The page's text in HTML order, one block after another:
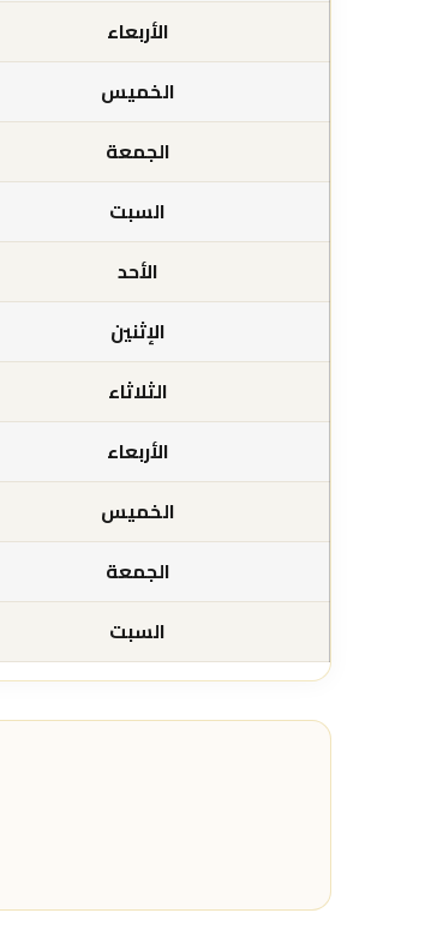
الأربعاء
الخميس
الجمعة
السبت
الأحد
الإثنين
الثلاثاء
الأربعاء
الخميس
الجمعة
السبت